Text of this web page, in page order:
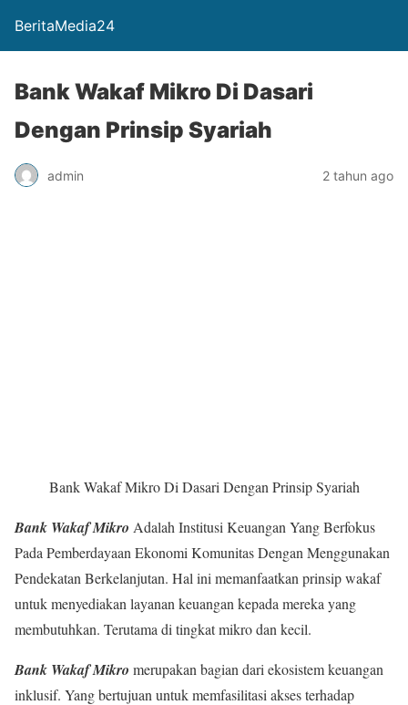
BeritaMedia24
Bank Wakaf Mikro Di Dasari
Dengan Prinsip Syariah
admin 2 tahun ago
Bank Wakaf Mikro Di Dasari Dengan Prinsip Syariah
Bank Wakaf Mikro Adalah Institusi Keuangan Yang Berfokus
Pada Pemberdayaan Ekonomi Komunitas Dengan Menggunakan
Pendekatan Berkelanjutan. Hal ini memanfaatkan prinsip wakaf
untuk menyediakan layanan keuangan kepada mereka yang
membutuhkan. Terutama di tingkat mikro dan kecil.
Bank Wakaf Mikro merupakan bagian dari ekosistem keuangan
inklusif. Yang bertujuan untuk memfasilitasi akses terhadap